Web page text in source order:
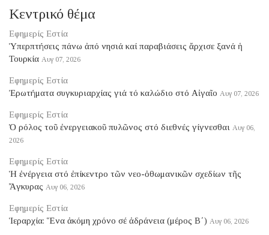
Κεντρικό θέμα
Εφημερίς Εστία
Ὑπερπτήσεις πάνω ἀπό νησιά καί παραβιάσεις ἄρχισε ξανά ἡ
Τουρκία Αυγ 07, 2026
Εφημερίς Εστία
Ἐρωτήματα συγκυριαρχίας γιά τό καλώδιο στό Αἰγαῖο Αυγ 07, 2026
Εφημερίς Εστία
Ὁ ρόλος τοῦ ἐνεργειακοῦ πυλῶνος στό διεθνές γίγνεσθαι Αυγ 06,
2026
Εφημερίς Εστία
Ἡ ἐνέργεια στό ἐπίκεντρο τῶν νεο-ὀθωμανικῶν σχεδίων τῆς
Ἄγκυρας Αυγ 06, 2026
Εφημερίς Εστία
Ἱεραρχία: Ἕνα ἀκόμη χρόνο σέ ἀδράνεια (μέρος B΄) Αυγ 06, 2026